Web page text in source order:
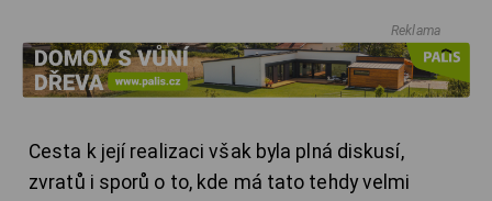
Reklama
Cesta k její realizaci však byla plná diskusí,
zvratů i sporů o to, kde má tato tehdy velmi